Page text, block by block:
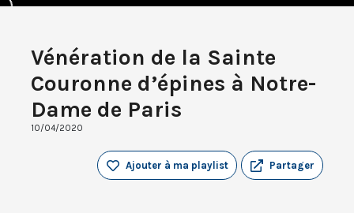
Vénération de la Sainte
Couronne d’épines à Notre-
Dame de Paris
10/04/2020
Partager
Ajouter à ma playlist